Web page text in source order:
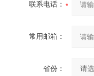
联系电话：
常用邮箱：
省份：